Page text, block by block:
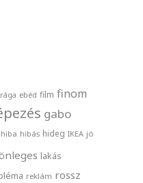
ebéd film finom
gabo
hiba hibás hideg IKEA jó
lakás
reklám rossz